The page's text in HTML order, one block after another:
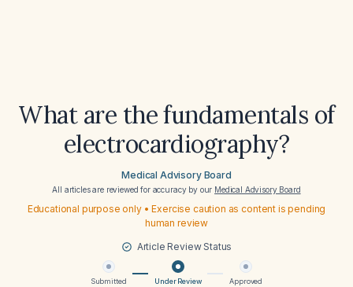
What are the fundamentals of
electrocardiography?
Medical Advisory Board
All articles are reviewed for accuracy by our Medical Advisory Board
Educational purpose only • Exercise caution as content is pending
human review
Article Review Status
Submitted Under Review Approved